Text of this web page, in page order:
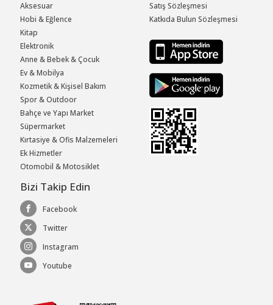
Aksesuar
Hobi & Eğlence
Kitap
Elektronik
Anne & Bebek & Çocuk
Ev & Mobilya
Kozmetik & Kişisel Bakım
Spor & Outdoor
Bahçe ve Yapı Market
Süpermarket
Kırtasiye & Ofis Malzemeleri
Ek Hizmetler
Otomobil & Motosiklet
Satış Sözleşmesi
Katkıda Bulun Sözleşmesi
Bizi Takip Edin
Facebook
Twitter
Instagram
Youtube